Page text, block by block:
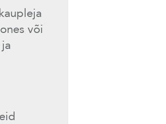
või